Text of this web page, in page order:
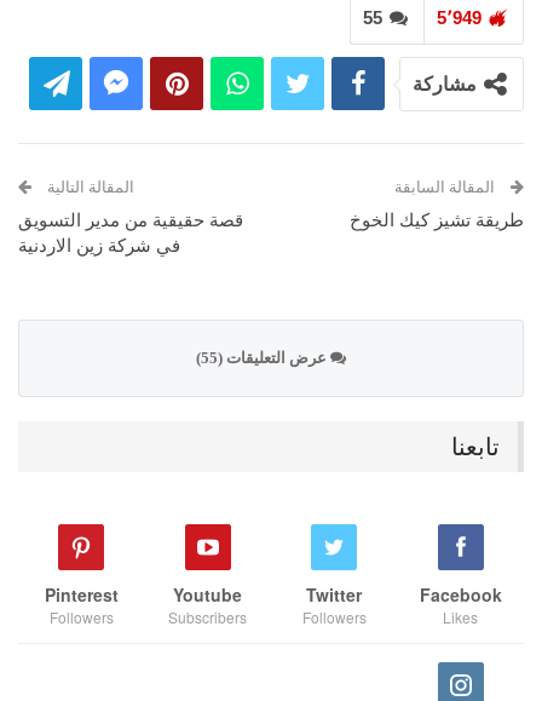
55 5٬949
مشاركة
المقالة السابقة
طريقة تشيز كيك الخوخ
المقالة التالية
قصة حقيقية من مدير التسويق
في شركة زين الاردنية
عرض التعليقات (55)
تابعنا
Facebook
Likes
Twitter
Followers
Youtube
Subscribers
Pinterest
Followers